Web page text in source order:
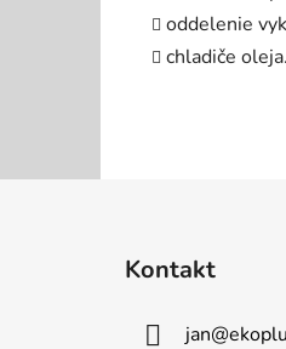
oddelenie
chladiče oleja.
Kontakt
jan@